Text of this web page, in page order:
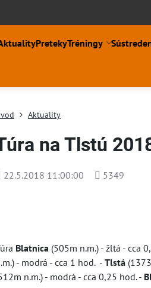
PretekyTréningy
Aktuality
na Tlstú
22.5.2018 11:00:00
Počet
5349
Blatnica(505m n.m.) - žltá - cca
- modrá - cca 1 hod. - Tlstá
n.m.) - modrá - cca 0,25 hod. -